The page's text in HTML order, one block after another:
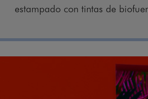
estampado con tintas de